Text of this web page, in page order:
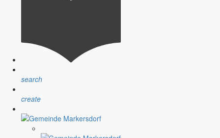
search
create
immer wieder feststellen, dass nur sehr wenige Menschen
kann nicht darüber hinweg täuschen, dass es in unserem